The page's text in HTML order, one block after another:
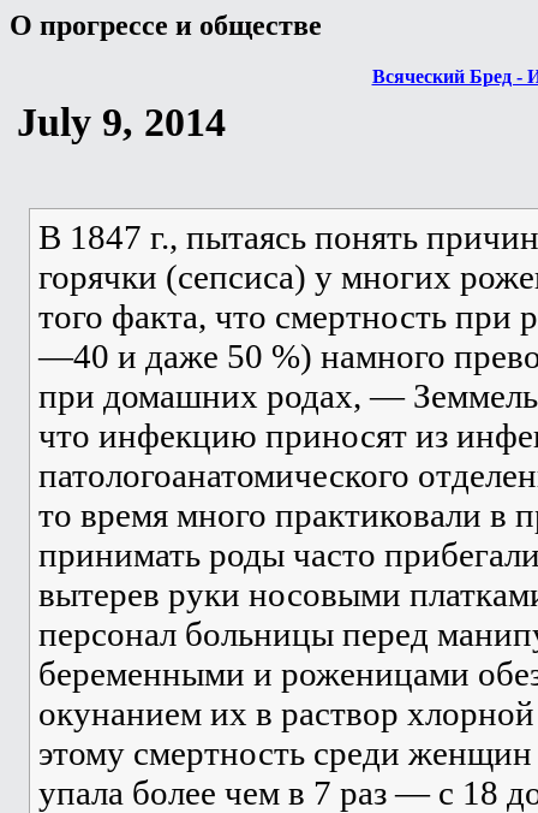
О прогрессе и обществе
Всяческий Бред -
July 9, 2014
В 1847 г., пытаясь понять
горячки (сепсиса) у многих
того факта, что смертность при
—40 и даже 50 %) намного
при домашних родах, —
что инфекцию приносят из
патологоанатомического
то время много практиковали в
принимать роды часто
вытерев руки носовыми
персонал больницы перед
беременными и роженицами
окунанием их в раствор хлорной
этому смертность среди
упала более чем в 7 раз — с 18